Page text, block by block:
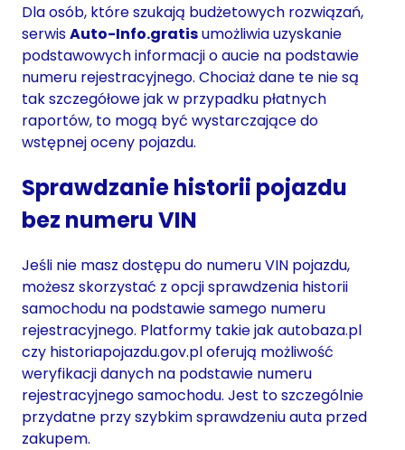
Dla osób, które szukają budżetowych rozwiązań,
serwisAuto-Info.gratisumożliwia uzyskanie
podstawowych informacji o aucie na podstawie
numeru rejestracyjnego. Chociaż dane te nie są
tak szczegółowe jak w przypadku płatnych
raportów, to mogą być wystarczające do
wstępnej oceny pojazdu.
Sprawdzanie historii pojazdu
bez numeru VIN
Jeśli nie masz dostępu do numeru VIN pojazdu,
możesz skorzystać z opcji sprawdzenia historii
samochodu na podstawie samego numeru
rejestracyjnego. Platformy takie jak autobaza.pl
czy historiapojazdu.gov.pl oferują możliwość
weryfikacji danych na podstawie numeru
rejestracyjnego samochodu. Jest to szczególnie
przydatne przy szybkim sprawdzeniu auta przed
zakupem.